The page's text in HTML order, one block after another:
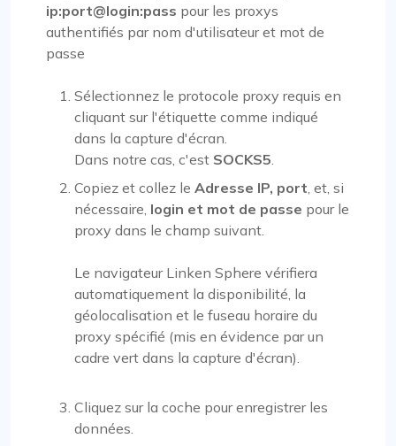
ip:port@login:pass pour les proxys
authentifiés par nom d'utilisateur et mot de
passe
Sélectionnez le protocole proxy requis en
cliquant sur l'étiquette comme indiqué
dans la capture d'écran.
Dans notre cas, c'est SOCKS5.
Copiez et collez le Adresse IP, port, et, si
nécessaire, login et mot de passe pour le
proxy dans le champ suivant.
Le navigateur Linken Sphere vérifiera
automatiquement la disponibilité, la
géolocalisation et le fuseau horaire du
proxy spécifié (mis en évidence par un
cadre vert dans la capture d'écran).
Cliquez sur la coche pour enregistrer les
données.